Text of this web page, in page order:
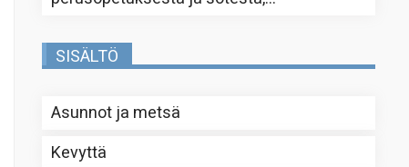
SISÄLTÖ
Asunnot ja metsä
Kevyttä